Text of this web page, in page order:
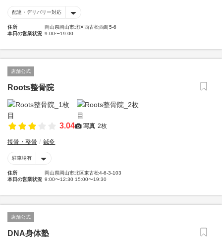
配達・デリバリー対応
住所
岡山県岡山市北区西古松西町5-6
本日の営業状況 9:00〜19:00
店舗公式
Roots整骨院
3.04 写真 2枚
接骨・整骨 鍼灸
駐車場有
住所
岡山県岡山市北区東古松4-6-3-103
本日の営業状況 9:00〜12:30 15:00〜19:30
店舗公式
DNA身体塾